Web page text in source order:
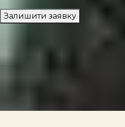
Залишити заявку